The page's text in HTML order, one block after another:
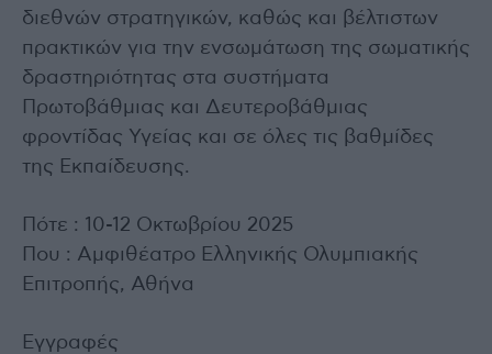
διεθνών στρατηγικών, καθώς και βέλτιστων
πρακτικών για την ενσωμάτωση της σωματικής
δραστηριότητας στα συστήματα
Πρωτοβάθμιας και Δευτεροβάθμιας
φροντίδας Υγείας και σε όλες τις βαθμίδες
της Εκπαίδευσης.
Πότε : 10-12 Οκτωβρίου 2025
Που : Αμφιθέατρο Ελληνικής Ολυμπιακής
Επιτροπής, Αθήνα
Εγγραφές